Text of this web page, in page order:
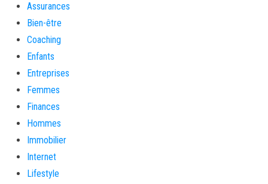
Assurances
Bien-être
Coaching
Enfants
Entreprises
Femmes
Finances
Hommes
Immobilier
Internet
Lifestyle